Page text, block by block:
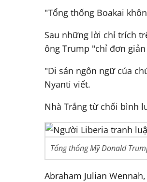
"Tổng thống Boakai
Sau những lời chỉ trích
ông Trump "chỉ đơn
"Di sản ngôn ngữ của
Nyanti viết.
Nhà Trắng từ chối bình
Tổng thống Mỹ Donald
Abraham Julian